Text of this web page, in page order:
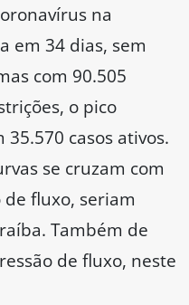
na
em 34 dias, sem
com 90.505
o pico
casos ativos.
se cruzam com
de fluxo, seriam
Também de
de fluxo, neste